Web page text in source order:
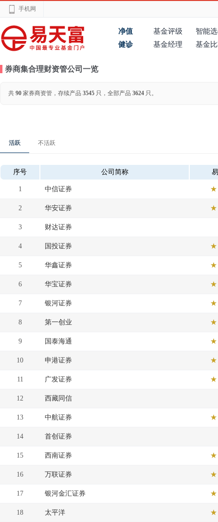
手机网
净值 基金评级
智能
健诊
基金经理 基金
券商集合理财资管公司一览
共 90 家券商资管，存续产品 3545 只，全部产品 3624 只。
活跃 不活跃
序号 公司简称
1 中信证券
2 华安证券
3 财达证券
4 国投证券
5 华鑫证券
6 华宝证券
7 银河证券
8 第一创业
9 国泰海通
10 申港证券
11 广发证券
12 西藏同信
13 中航证券
14 首创证券
15 西南证券
16 万联证券
17 银河金汇证券
18 太平洋